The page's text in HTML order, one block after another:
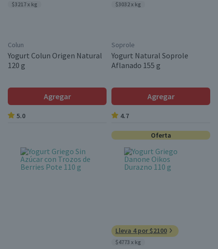
$3217 x kg
Colun
Yogurt Colun Origen Natural
120 g
Agregar
5.0
$3032 x kg
Soprole
Yogurt Natural Soprole
Aflanado 155 g
Agregar
4.7
Oferta
Lleva 4 por $2100
$4773 x kg